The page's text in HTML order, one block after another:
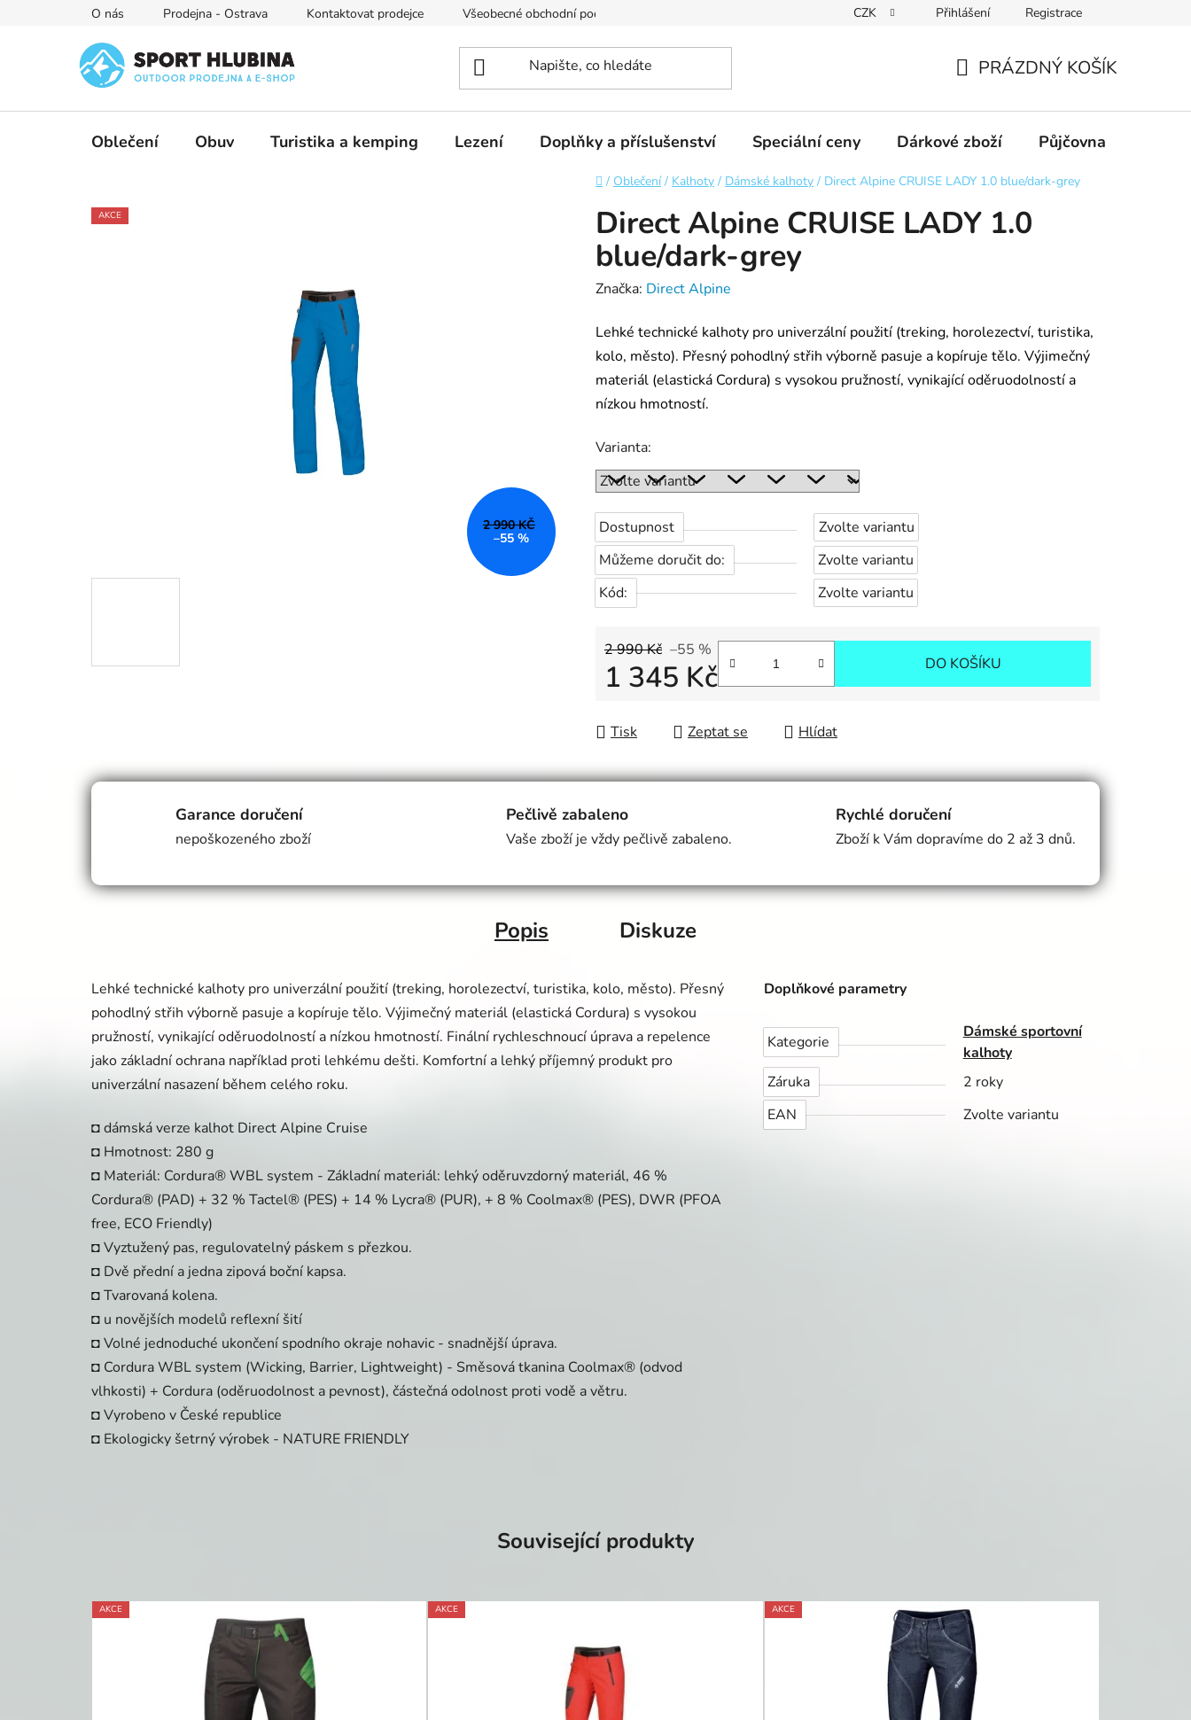
O nás Prodejna - Ostrava Kontaktovat prodejce Všeobecné obchodní podmínky Podmínky ochrany osobních údajů GDPR Formulář pro odstoupení od kupní smlouvy
CZK Přihlášení Registrace
KOŠÍK
PRÁZDNÝ KOŠÍK
Oblečení Obuv Turistika a kemping Lezení Doplňky a příslušenství Speciální ceny Dárkové zboží Půjčovna
Domů
/ Oblečení / Kalhoty / Dámské kalhoty / Direct Alpine CRUISE LADY 1.0 blue/dark-grey
Direct Alpine CRUISE LADY 1.0
blue/dark-grey
Značka: Direct Alpine
Lehké technické kalhoty pro univerzální použití (treking, horolezectví, turistika,
kolo, město). Přesný pohodlný střih výborně pasuje a kopíruje tělo. Výjimečný
materiál (elastická Cordura) s vysokou pružností, vynikající oděruodolností a
nízkou hmotností.
Varianta:
Dostupnost
Zvolte variantu
Můžeme doručit do:
Zvolte variantu
Kód:
Zvolte variantu
2 990 Kč –55 %
1 345 Kč DO KOŠÍKU
Tisk Zeptat se Hlídat
AKCE
2 990 KČ
–55 %
Garance doručení
nepoškozeného zboží
Pečlivě zabaleno
Vaše zboží je vždy pečlivě zabaleno.
Rychlé doručení
Zboží k Vám dopravíme do 2 až 3 dnů.
Popis Diskuze
Lehké technické kalhoty pro univerzální použití (treking, horolezectví, turistika, kolo, město). Přesný
pohodlný střih výborně pasuje a kopíruje tělo. Výjimečný materiál (elastická Cordura) s vysokou
pružností, vynikající oděruodolností a nízkou hmotností. Finální rychleschnoucí úprava a repelence
jako základní ochrana například proti lehkému dešti. Komfortní a lehký příjemný produkt pro
univerzální nasazení během celého roku.
◘ dámská verze kalhot Direct Alpine Cruise
◘ Hmotnost: 280 g
◘ Materiál: Cordura® WBL system - Základní materiál: lehký oděruvzdorný materiál, 46 %
Cordura® (PAD) + 32 % Tactel® (PES) + 14 % Lycra® (PUR), + 8 % Coolmax® (PES), DWR (PFOA
free, ECO Friendly)
◘ Vyztužený pas, regulovatelný páskem s přezkou.
◘ Dvě přední a jedna zipová boční kapsa.
◘ Tvarovaná kolena.
◘ u novějších modelů reflexní šití
◘ Volné jednoduché ukončení spodního okraje nohavic - snadnější úprava.
◘ Cordura WBL system (Wicking, Barrier, Lightweight) - Směsová tkanina Coolmax® (odvod
vlhkosti) + Cordura (oděruodolnost a pevnost), částečná odolnost proti vodě a větru.
◘ Vyrobeno v České republice
◘ Ekologicky šetrný výrobek - NATURE FRIENDLY
Doplňkové parametry
Kategorie
Dámské sportovní
kalhoty
Záruka
2 roky
EAN
Zvolte variantu
Související produkty
AKCE AKCE AKCE